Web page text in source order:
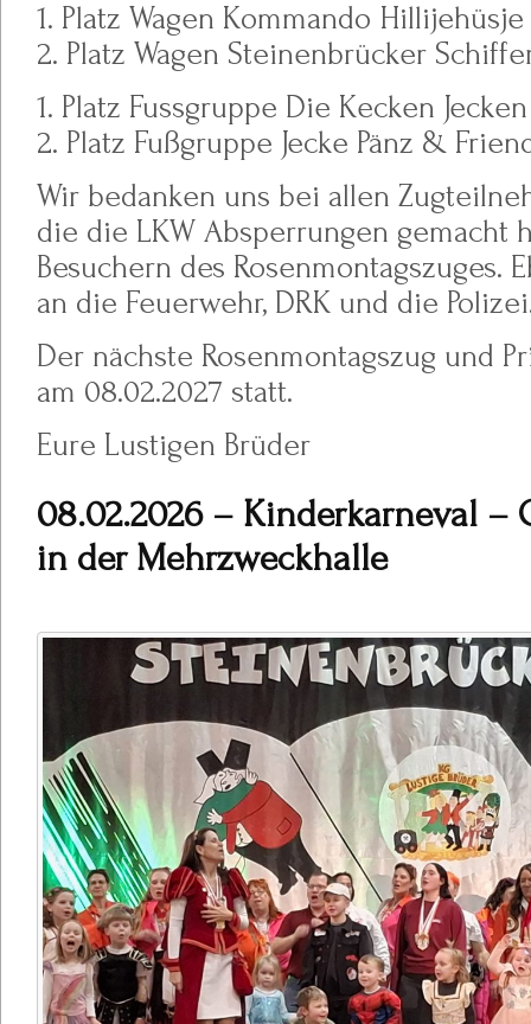
1. Platz Wagen Kommando Hillijehüsje
2. Platz Wagen Steinenbrücker
1. Platz Fussgruppe Die Kecken Jecken
2. Platz Fußgruppe Jecke Pänz &
Wir bedanken uns bei allen
die die LKW Absperrungen gemacht
Besuchern des Rosenmontagszuges.
an die Feuerwehr, DRK und die
Der nächste Rosenmontagszug und
am 08.02.2027 statt.
Eure Lustigen Brüder
08.02.2026 – Kinderkarneval –
in der Mehrzweckhalle